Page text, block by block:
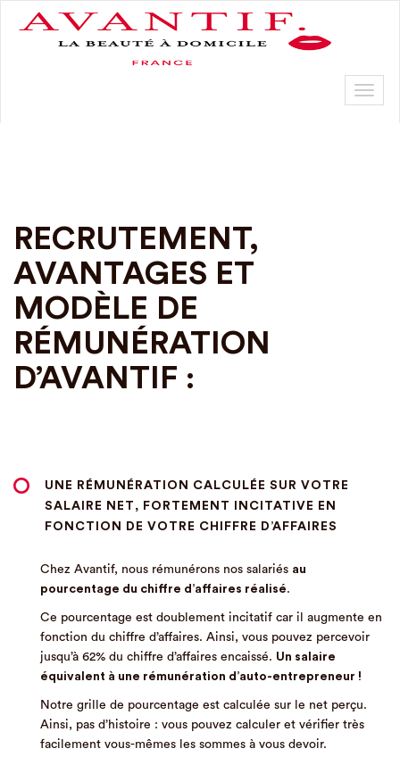
RECRUTEMENT,
AVANTAGES ET
MODÈLE DE
RÉMUNÉRATION
D’AVANTIF :
UNE RÉMUNÉRATION CALCULÉE SUR VOTRE
SALAIRE NET , FORTEMENT INCITATIVE EN
FONCTION DE VOTRE CHIFFRE D’AFFAIRES
Chez Avantif, nous rémunérons nos salariés au
pourcentage du chiffre d’affaires réalisé.
Ce pourcentage est doublement incitatif car il augmente en
fonction du chiffre d’affaires. Ainsi, vous pouvez percevoir
jusqu’à 62% du chiffre d’affaires encaissé. Un salaire
équivalent à une rémunération d’auto-entrepreneur !
Notre grille de pourcentage est calculée sur le net perçu.
Ainsi, pas d’histoire : vous pouvez calculer et vérifier très
facilement vous-mêmes les sommes à vous devoir.